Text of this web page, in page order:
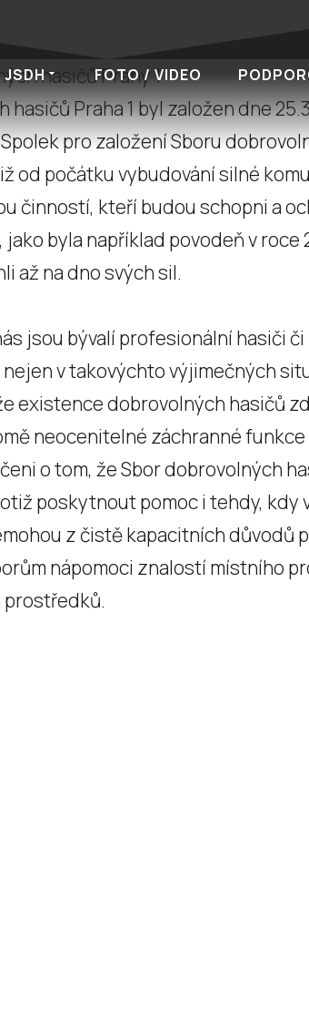
JSDH FOTO / VIDEO
hasičů Prahy 1
hasičů Praha 1 byl založen dne
pro založení Sboru
od počátku vybudování silné
činností, kteří budou schopni a
jako byla například povodeň v
až na dno svých sil.
jsou bývalí profesionální hasiči
v takovýchto výjimečných
existence dobrovolných hasičů
neocenitelné záchranné
o tom, že Sbor dobrovolných
poskytnout pomoc i tehdy,
z čistě kapacitních důvodů
nápomoci znalostí místního